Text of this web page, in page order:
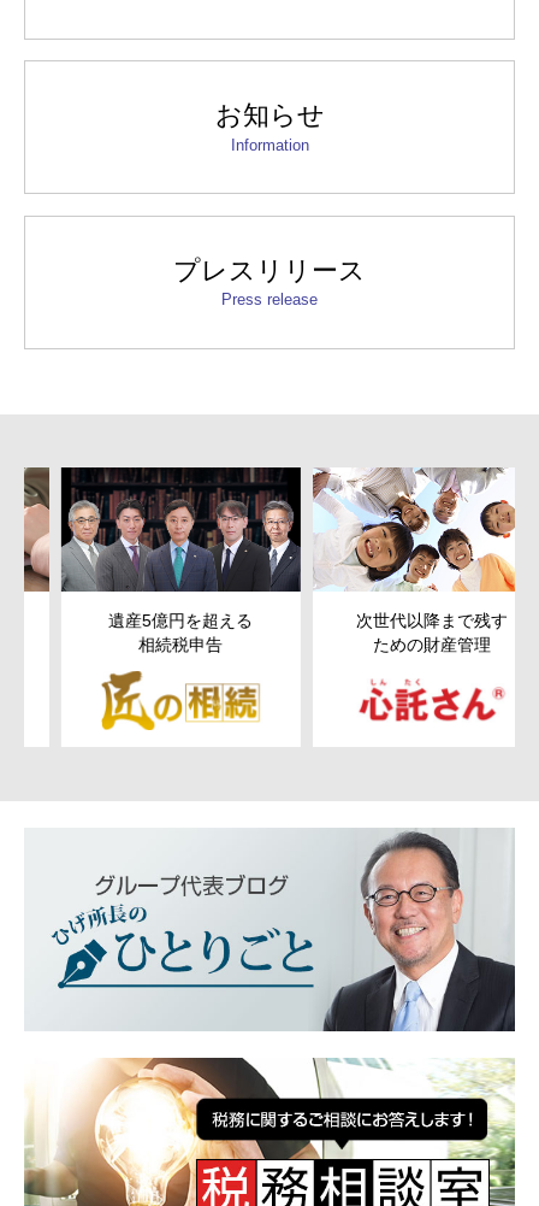
お知らせ
Information
プレスリリース
Press release
遺産5億円を超える
相続税申告
次世代以降まで残す
ための財産管理